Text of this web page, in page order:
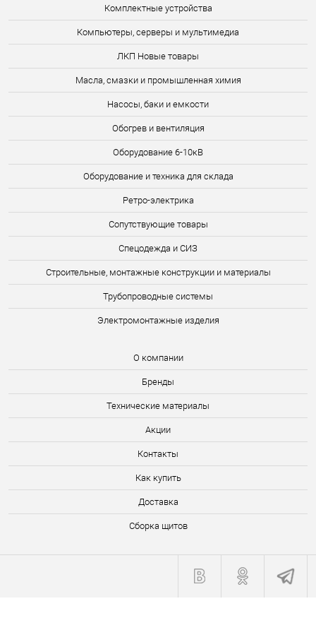
Комплектные устройства
Компьютеры, серверы и мультимедиа
ЛКП Новые товары
Масла, смазки и промышленная химия
Насосы, баки и емкости
Обогрев и вентиляция
Оборудование 6-10кВ
Оборудование и техника для склада
Ретро-электрика
Сопутствующие товары
Спецодежда и СИЗ
Строительные, монтажные конструкции и материалы
Трубопроводные системы
Электромонтажные изделия
О компании
Бренды
Технические материалы
Акции
Контакты
Как купить
Доставка
Сборка щитов